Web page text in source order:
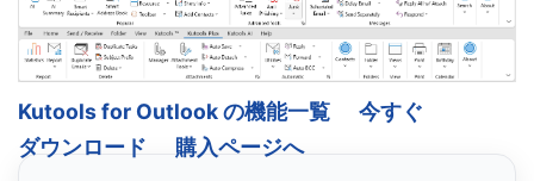
Kutools for Outlook の機能一覧
今すぐ
ダウンロード
購入ページへ